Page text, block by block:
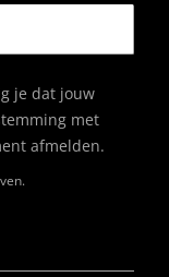
je dat jouw
met
afmelden.